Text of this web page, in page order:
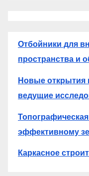
Отбойники для
пространства и
Новые открытия
ведущие
эффективному
Каркасное